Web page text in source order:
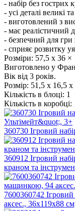
- набір без гострих
- усі деталі великі
- виготовлений з
- має реалістичний
- безпечний для
- сприяє розвитку
Розміри: 57,5 х 36 ×
Виготовлено у
Вік від 3 років.
Розмір: 51,5 x 16,5 x
Кількість в блоці: 1
Кількість в коробці:
360730 Ігровий
360912 Ігровий
краном та
7600360742
аксес., 36x119x88